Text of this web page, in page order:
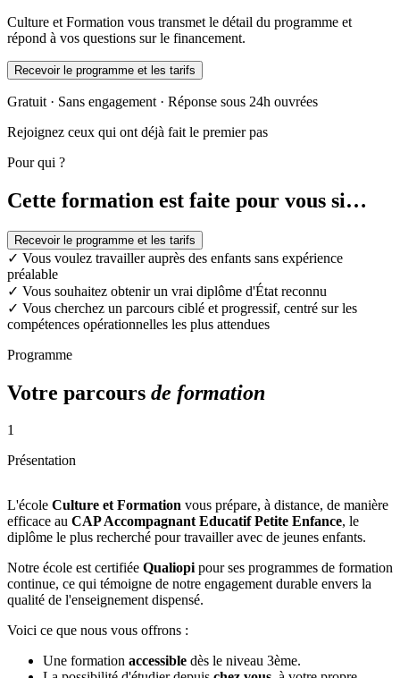
Culture et Formation vous transmet le détail du programme et
répond à vos questions sur le financement.
Recevoir le programme et les tarifs
Gratuit · Sans engagement · Réponse sous 24h ouvrées
Rejoignez ceux qui ont déjà fait le premier pas
Pour qui ?
Cette formation est faite pour vous si…
Recevoir le programme et les tarifs
✓ Vous voulez travailler auprès des enfants sans expérience
préalable
✓ Vous souhaitez obtenir un vrai diplôme d'État reconnu
✓ Vous cherchez un parcours ciblé et progressif, centré sur les
compétences opérationnelles les plus attendues
Programme
Votre parcours de formation
1
Présentation
L'école Culture et Formation vous prépare, à distance, de manière
efficace au CAP Accompagnant Educatif Petite Enfance, le
diplôme le plus recherché pour travailler avec de jeunes enfants.
Notre école est certifiée Qualiopipour ses programmes de formation
continue, ce qui témoigne de notre engagement durable envers la
qualité de l'enseignement dispensé.
Voici ce que nous vous offrons :
Une formation accessible dès le niveau 3ème.